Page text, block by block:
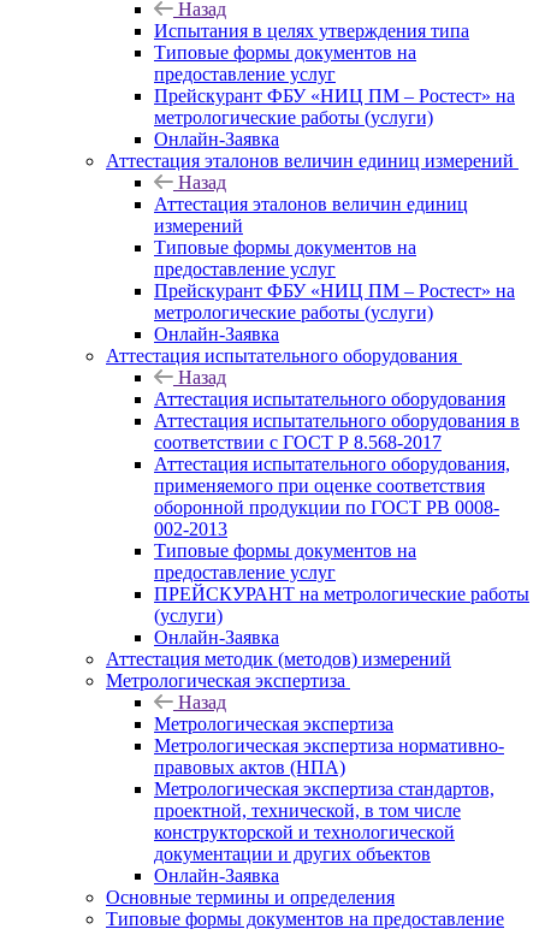
Назад
Испытания в целях утверждения типа
Типовые формы документов на
предоставление услуг
Прейскурант ФБУ «НИЦ ПМ – Ростест» на
метрологические работы (услуги)
Онлайн-Заявка
Аттестация эталонов величин единиц измерений
Назад
Аттестация эталонов величин единиц
измерений
Типовые формы документов на
предоставление услуг
Прейскурант ФБУ «НИЦ ПМ – Ростест» на
метрологические работы (услуги)
Онлайн-Заявка
Аттестация испытательного оборудования
Назад
Аттестация испытательного оборудования
Аттестация испытательного оборудования в
соответствии с ГОСТ Р 8.568-2017
Аттестация испытательного оборудования,
применяемого при оценке соответствия
оборонной продукции по ГОСТ РВ 0008-
002-2013
Типовые формы документов на
предоставление услуг
ПРЕЙСКУРАНТ на метрологические работы
(услуги)
Онлайн-Заявка
Аттестация методик (методов) измерений
Метрологическая экспертиза
Назад
Метрологическая экспертиза
Метрологическая экспертиза нормативно-
правовых актов (НПА)
Метрологическая экспертиза стандартов,
проектной, технической, в том числе
конструкторской и технологической
документации и других объектов
Онлайн-Заявка
Основные термины и определения
Типовые формы документов на предоставление